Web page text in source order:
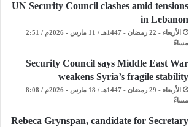
UN Security Council clashes amid tensions
in Lebanon
الأربعاء - 22 رمضان - 1447هـ / 11 مارس - 2026م / 2:51
مساءً
Security Council says Middle East War
weakens Syria’s fragile stability
الأربعاء - 29 رمضان - 1447هـ / 18 مارس - 2026م / 8:08
مساءً
Rebeca Grynspan, candidate for Secretary